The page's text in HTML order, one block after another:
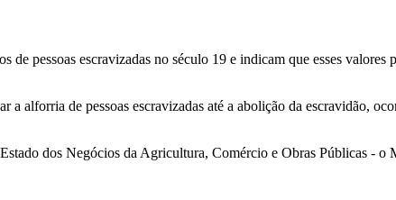
pessoas escravizadas no século 19 e indicam que esses valores
alforria de pessoas escravizadas até a abolição da escravidão,
dos Negócios da Agricultura, Comércio e Obras Públicas -